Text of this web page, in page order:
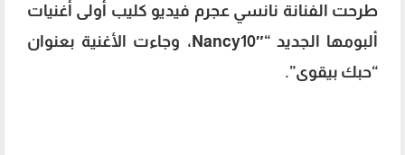
طرحت الفنانة نانسي عجرم فيديو كليب أولى أغنيات
ألبومها الجديد “Nancy10″، وجاءت الأغنية بعنوان
“حبك بيقوى”.